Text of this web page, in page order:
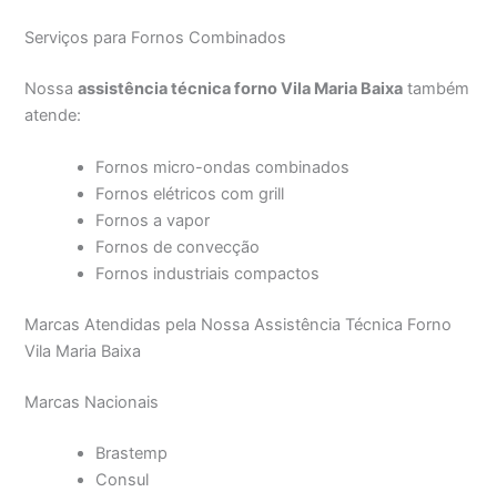
Serviços para Fornos Combinados
Nossaassistência técnica forno Vila Maria Baixa também
atende:
Fornos micro-ondas combinados
Fornos elétricos com grill
Fornos a vapor
Fornos de convecção
Fornos industriais compactos
Marcas Atendidas pela Nossa Assistência Técnica Forno
Vila Maria Baixa
Marcas Nacionais
Brastemp
Consul